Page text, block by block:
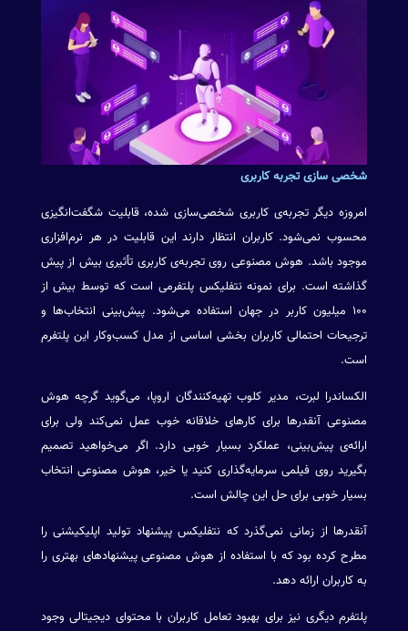
شخصی سازی تجربه کاربری
امروزه دیگر تجربه‌ی کاربری شخصی‌سازی شده، قابلیت شگفت‌انگیزی
محسوب نمی‌شود. کاربران انتظار دارند این قابلیت در هر نرم‌افزاری
موجود باشد. هوش مصنوعی روی تجربه‌ی کاربری تأثیری بیش از پیش
گذاشته است. برای نمونه نتفلیکس پلتفرمی است که توسط بیش از
۱۰۰ میلیون کاربر در جهان استفاده می‌شود. پیش‌بینی انتخاب‌ها و
ترجیحات احتمالی کاربران بخشی اساسی از مدل کسب‌وکار این پلتفرم
است.
الکساندرا لبرت، مدیر کلوب تهیه‌کنندگان اروپا، می‌گوید گرچه هوش
مصنوعی آنقدرها برای کارهای خلاقانه خوب عمل نمی‌کند ولی برای
ارائه‌ی پیش‌بینی، عملکرد بسیار خوبی دارد. اگر می‌خواهید تصمیم
بگیرید روی فیلمی سرمایه‌گذاری کنید یا خیر،‌ هوش مصنوعی انتخاب
بسیار خوبی برای حل این چالش است.
آنقدرها از زمانی نمی‌گذرد که نتفلیکس پیشنهاد تولید اپلیکیشنی را
مطرح کرده بود که با استفاده از هوش مصنوعی پیشنهادهای بهتری را
به کاربران ارائه دهد.
پلتفرم دیگری نیز برای بهبود تعامل کاربران با محتوای دیجیتالی وجود